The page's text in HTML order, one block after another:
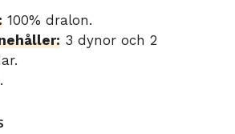
100% dralon.
3 dynor och 2